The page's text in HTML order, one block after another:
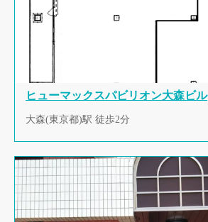
ヒューマックスパビリオン大森ビル
大森(東京都)駅 徒歩2分